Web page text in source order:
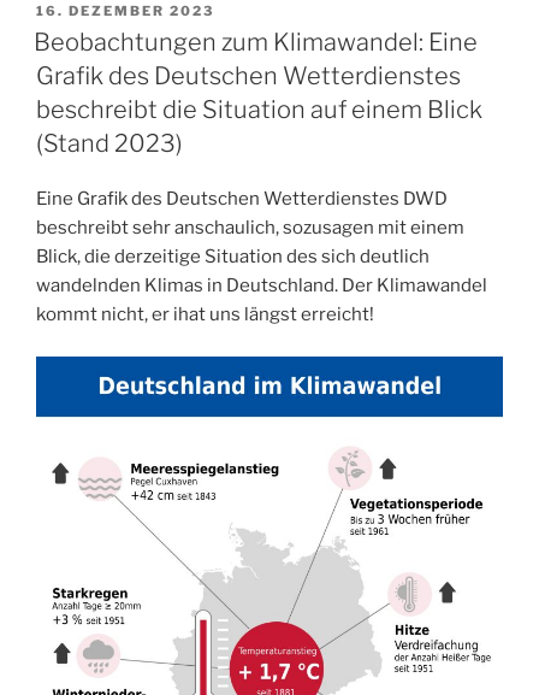
VERÖFFENTLICHT
AM
16. DEZEMBER 2023
Beobachtungen zum Klimawandel: Eine
Grafik des Deutschen Wetterdienstes
beschreibt die Situation auf einem Blick
(Stand 2023)
Eine Grafik des Deutschen Wetterdienstes DWD
beschreibt sehr anschaulich, sozusagen mit einem
Blick, die derzeitige Situation des sich deutlich
wandelnden Klimas in Deutschland. Der Klimawandel
kommt nicht, er ihat uns längst erreicht!